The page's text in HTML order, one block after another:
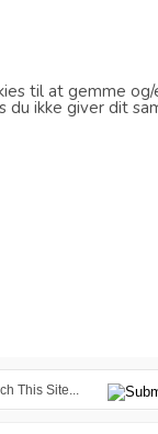
til at gemme
ikke giver dit